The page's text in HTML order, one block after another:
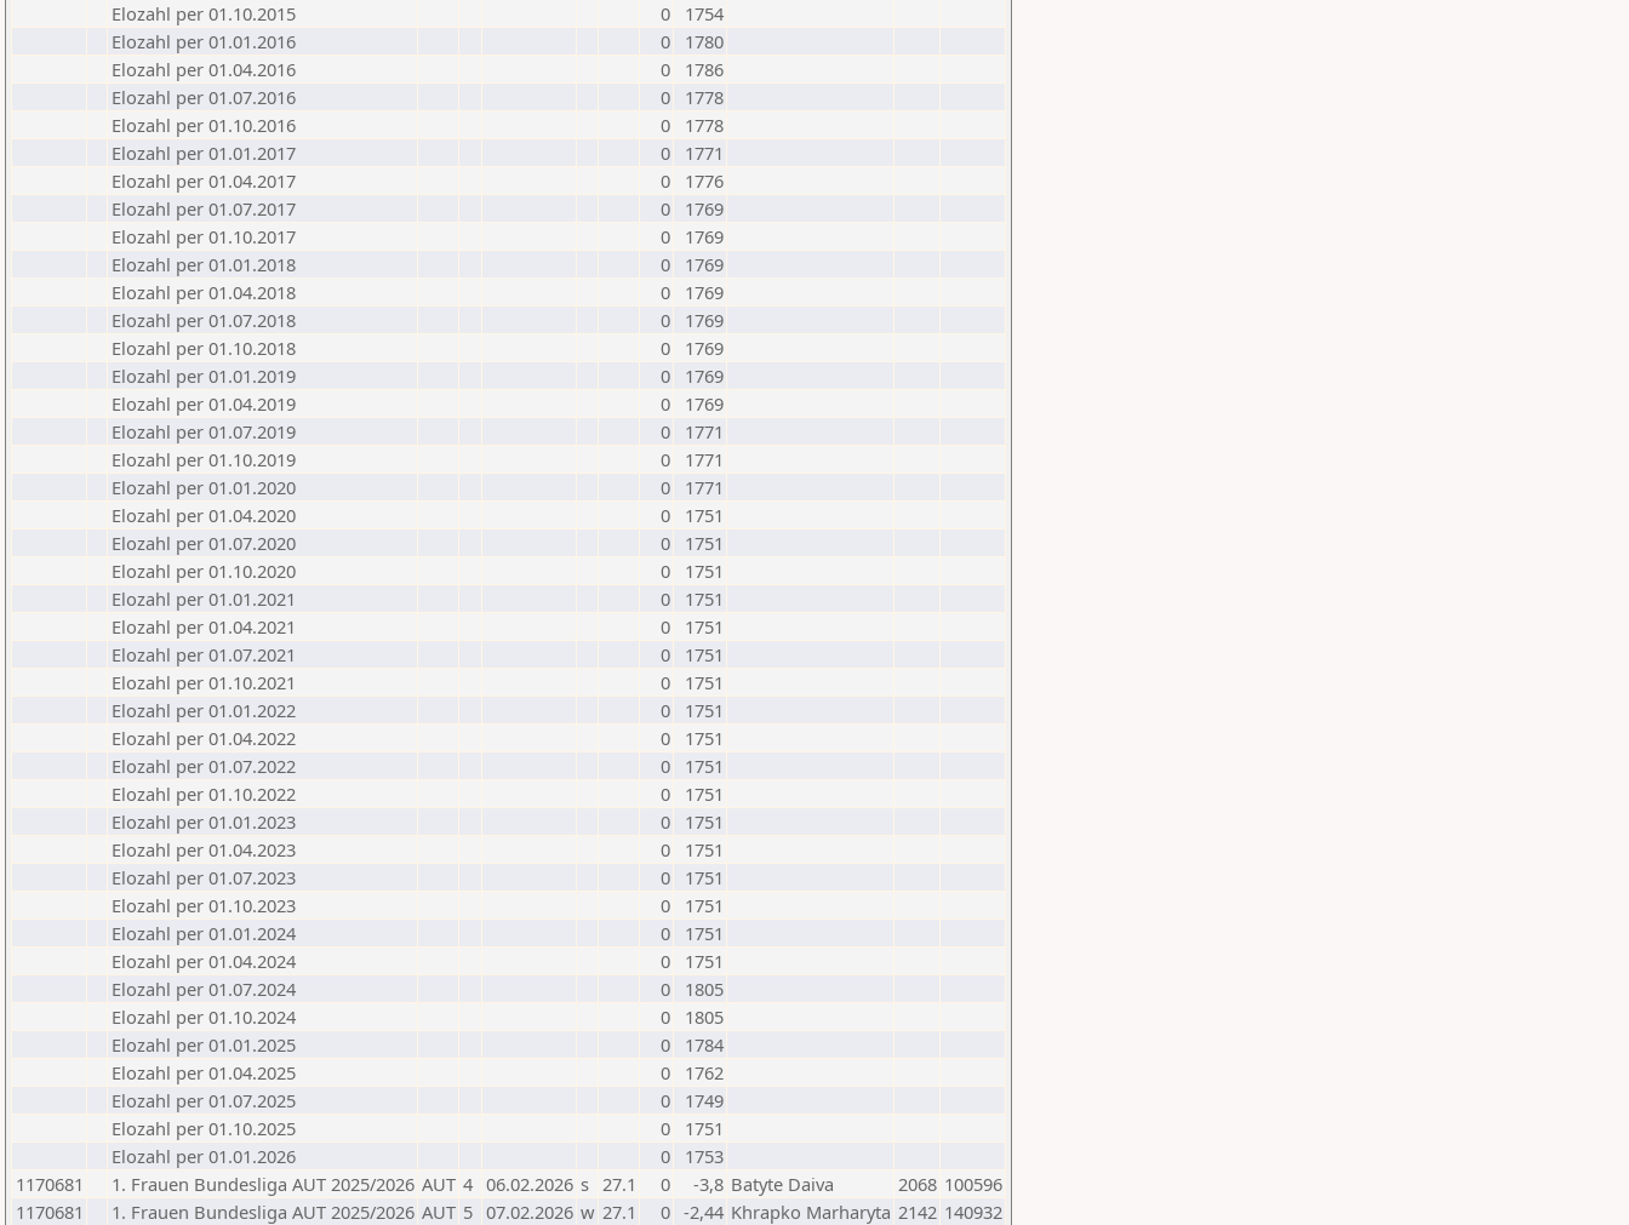
Elozahl per 01.10.2015
0
1754
Elozahl per 01.01.2016
0
1780
Elozahl per 01.04.2016
0
1786
Elozahl per 01.07.2016
0
1778
Elozahl per 01.10.2016
0
1778
Elozahl per 01.01.2017
0
1771
Elozahl per 01.04.2017
0
1776
Elozahl per 01.07.2017
0
1769
Elozahl per 01.10.2017
0
1769
Elozahl per 01.01.2018
0
1769
Elozahl per 01.04.2018
0
1769
Elozahl per 01.07.2018
0
1769
Elozahl per 01.10.2018
0
1769
Elozahl per 01.01.2019
0
1769
Elozahl per 01.04.2019
0
1769
Elozahl per 01.07.2019
0
1771
Elozahl per 01.10.2019
0
1771
Elozahl per 01.01.2020
0
1771
Elozahl per 01.04.2020
0
1751
Elozahl per 01.07.2020
0
1751
Elozahl per 01.10.2020
0
1751
Elozahl per 01.01.2021
0
1751
Elozahl per 01.04.2021
0
1751
Elozahl per 01.07.2021
0
1751
Elozahl per 01.10.2021
0
1751
Elozahl per 01.01.2022
0
1751
Elozahl per 01.04.2022
0
1751
Elozahl per 01.07.2022
0
1751
Elozahl per 01.10.2022
0
1751
Elozahl per 01.01.2023
0
1751
Elozahl per 01.04.2023
0
1751
Elozahl per 01.07.2023
0
1751
Elozahl per 01.10.2023
0
1751
Elozahl per 01.01.2024
0
1751
Elozahl per 01.04.2024
0
1751
Elozahl per 01.07.2024
0
1805
Elozahl per 01.10.2024
0
1805
Elozahl per 01.01.2025
0
1784
Elozahl per 01.04.2025
0
1762
Elozahl per 01.07.2025
0
1749
Elozahl per 01.10.2025
0
1751
Elozahl per 01.01.2026
0
1753
1170681
1. Frauen Bundesliga AUT 2025/2026 AUT 4 06.02.2026 s 27.1 0 -3,8 Batyte Daiva 2068 100596
1170681
1. Frauen Bundesliga AUT 2025/2026 AUT 5 07.02.2026 w 27.1 0 -2,44 Khrapko Marharyta 2142 140932